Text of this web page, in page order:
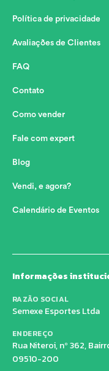
Política de privacidade
Avaliações de Clientes
FAQ
Contato
Como vender
Fale com expert
Blog
Vendi, e agora?
Calendário de Eventos
Informações
RAZÃO SOCIAL
Semexe Esportes Ltda
ENDEREÇO
Rua Niteroi, nº 362,
09510-200